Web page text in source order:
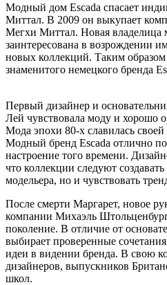
Модный дом Escada спасает
Миттал. В 2009 он выкупает
Мегхи Миттал. Новая владелица
заинтересована в возрождении
новых коллекций. Таким образом
знаменитого немецкого бренда
Первый дизайнер и
Лей чувствовала моду и хорошо
Мода эпохи 80-х славилась
Модный бренд Escada отлично
настроение того времени.
что коллекции следуют
модельера, но и чувствовать
После смерти Маргарет, новое
компании Михаэль
поколение. В отличие от
выбирает проверенные
идеи в видении бренда. В свою
дизайнеров, выпускников
школ.